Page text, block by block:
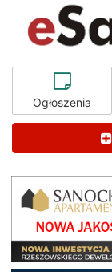
Ogłoszenia